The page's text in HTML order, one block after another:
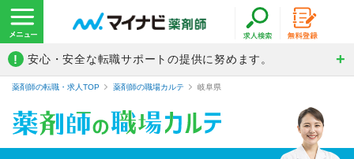
! 安心・安全な転職サポートの提供に努めます。
薬剤師の転職・求人TOP 薬剤師の職場カルテ 岐阜県